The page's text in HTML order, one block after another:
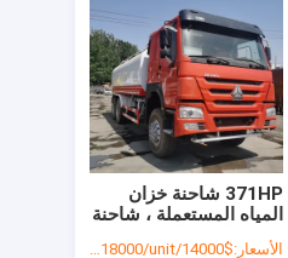
371HP شاحنة خزان
المياه المستعملة ، شاحنة
تخزين المياه المستعملة
الأسعار:$14000/unit-$18000/unit